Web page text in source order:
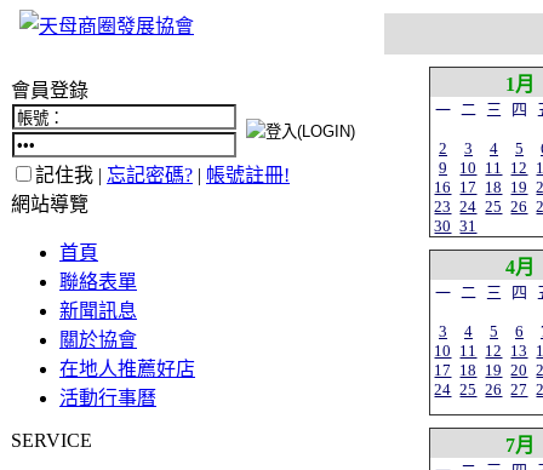
會員登錄
記住我 | 忘記密碼? | 帳號註冊!
網站導覽
首頁
聯絡表單
新聞訊息
關於協會
在地人推薦好店
活動行事曆
SERVICE
1月
一 二 三 四
2 3 4 5
9
10 11 12
16 17 18 19
23 24 25 26
30 31
4月
一 二 三 四
3 4 5 6
10 11 12 13
17 18 19 20
24 25 26 27
7月